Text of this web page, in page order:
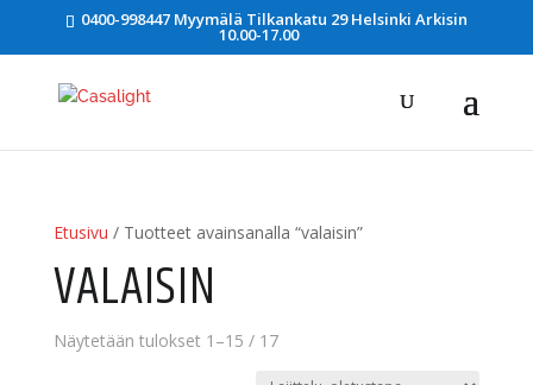
0400-998447 Myymälä Tilkankatu 29 Helsinki Arkisin
10.00-17.00
Etusivu / Tuotteet avainsanalla “valaisin”
VALAISIN
Näytetään tulokset 1–15 / 17